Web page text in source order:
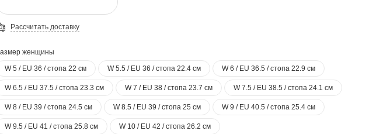
Рассчитать доставку
женщины
W 5 / EU 36 / стопа 22 см
W 5.5 / EU 36 / стопа 22.4 см W 6 / EU 36.5 / стопа 22.9 см
W 6.5 / EU 37.5 / стопа 23.3 см W 7 / EU 38 / стопа 23.7 см W 7.5 / EU 38.5 / стопа 24.1 см
W 8 / EU 39 / стопа 24.5 см W 8.5 / EU 39 / стопа 25 см W 9 / EU 40.5 / стопа 25.4 см
W 9.5 / EU 41 / стопа 25.8 см W 10 / EU 42 / стопа 26.2 см